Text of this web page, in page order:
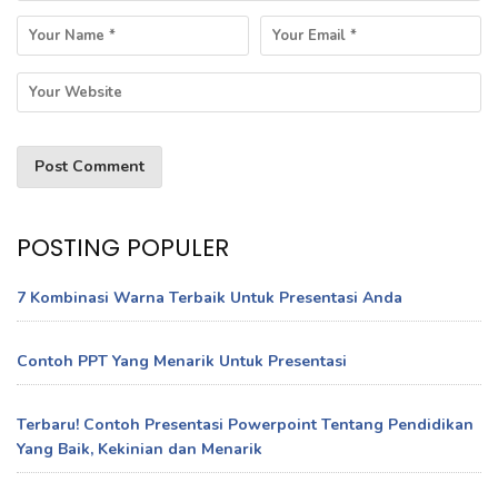
POSTING POPULER
7 Kombinasi Warna Terbaik Untuk Presentasi Anda
Contoh PPT Yang Menarik Untuk Presentasi
Terbaru! Contoh Presentasi Powerpoint Tentang Pendidikan
Yang Baik, Kekinian dan Menarik